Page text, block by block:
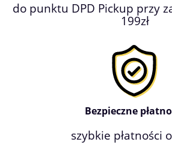
do punktu DPD Pickup przy
199zł
Bezpieczne
szybkie płatności